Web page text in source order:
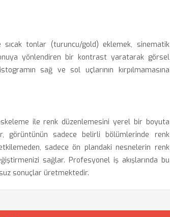
tonlar (turuncu/gold) eklemek, sinematik
yönlendiren bir kontrast yaratarak görsel
sağ ve sol uçlarının kırpılmamasına
ile renk düzenlemesini yerel bir boyuta
görüntünün sadece belirli bölümlerinde renk
sadece ön plandaki nesnelerin renk
sağlar. Profesyonel iş akışlarında bu
sonuçlar üretmektedir.